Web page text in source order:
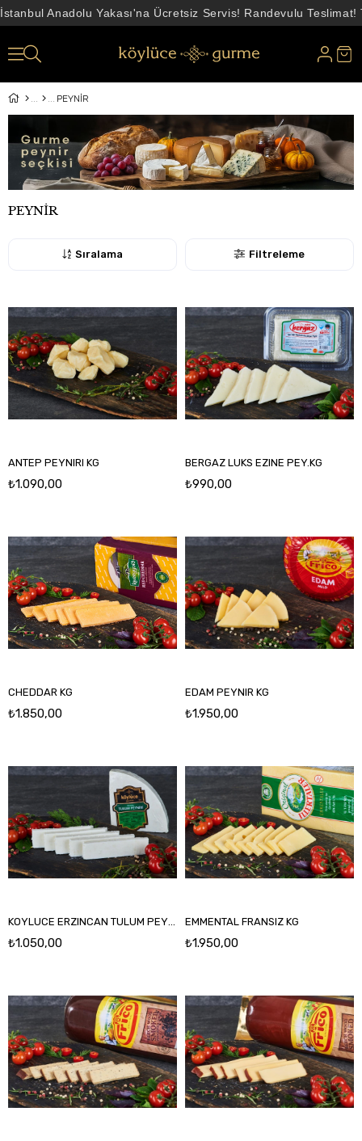
İlk alışverişe özel 500 TL indirim
PEYNİR
PEYNİR
Filtreleme
Sıralama
ANTEP PEYNIRI KG
₺1.090,00
BERGAZ LUKS EZINE PEY.KG
₺990,00
CHEDDAR KG
₺1.850,00
EDAM PEYNIR KG
₺1.950,00
KOYLUCE ERZINCAN TULUM PEYNIRI
₺1.050,00
EMMENTAL FRANSIZ KG
₺1.950,00